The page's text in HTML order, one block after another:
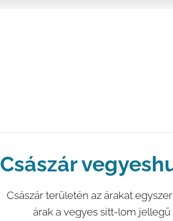
Császár
Császár területén az árakat
árak a vegyes sitt-lom